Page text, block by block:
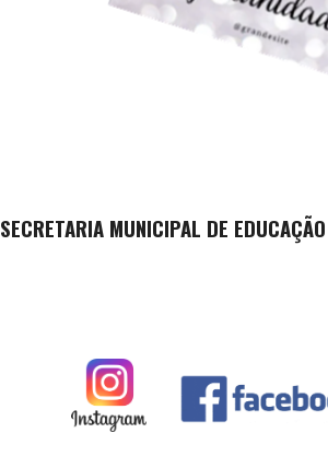
SECRETARIA MUNICIPAL DE EDUCAÇÃO